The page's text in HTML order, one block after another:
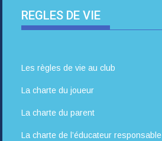
REGLES DE VIE
Les règles de vie au club
La charte du joueur
La charte du parent
La charte de l’éducateur responsable